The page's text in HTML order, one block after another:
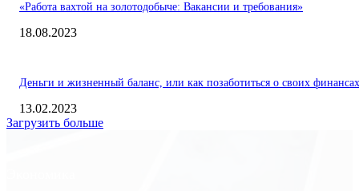
«Работа вахтой на золотодобыче: Вакансии и требования»
18.08.2023
Деньги и жизненный баланс, или как позаботиться о своих финансах
13.02.2023
Загрузить больше